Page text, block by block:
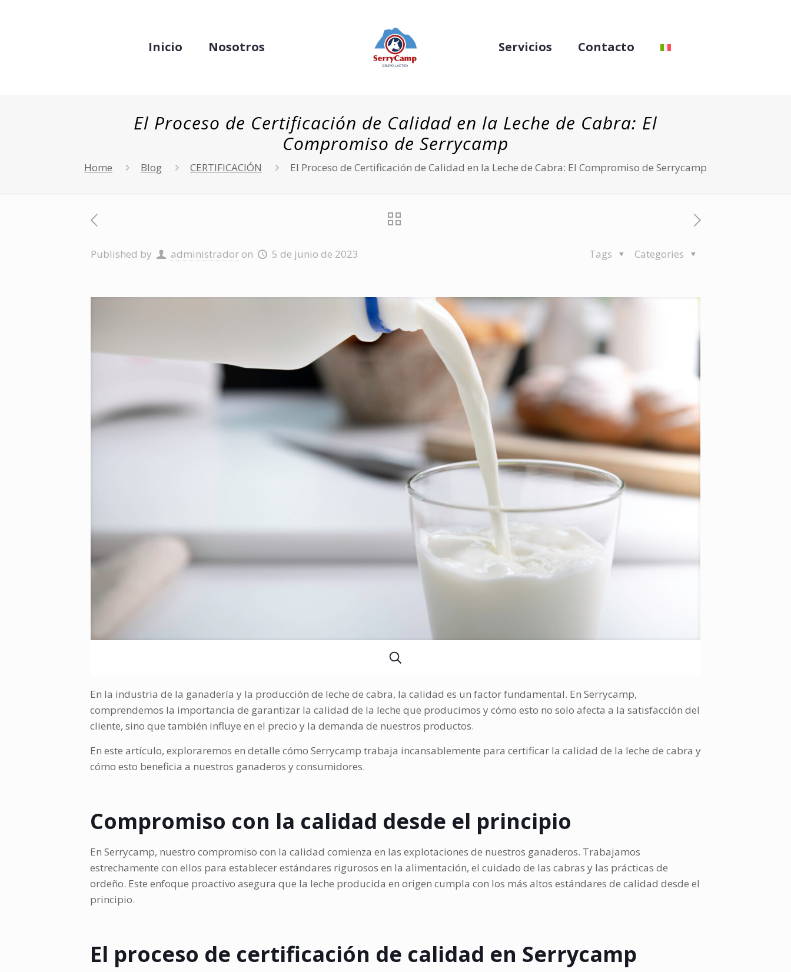
Inicio Nosotros Servicios Contacto
El Proceso de Certificación de Calidad en la Leche de Cabra: El
Compromiso de Serrycamp
Home Blog CERTIFICACIÓN El Proceso de Certificación de Calidad en la Leche de Cabra: El Compromiso de Serrycamp
Published by administrador on 5 de junio de 2023 Categories
Tags
calidad-leche-certificación-serrycamp
En la industria de la ganadería y la producción de leche de cabra, la calidad es un factor fundamental. En Serrycamp,
comprendemos la importancia de garantizar la calidad de la leche que producimos y cómo esto no solo afecta a la satisfacción del
cliente, sino que también influye en el precio y la demanda de nuestros productos.
En este artículo, exploraremos en detalle cómo Serrycamp trabaja incansablemente para certificar la calidad de la leche de cabra y
cómo esto beneficia a nuestros ganaderos y consumidores.
Compromiso con la calidad desde el principio
En Serrycamp, nuestro compromiso con la calidad comienza en las explotaciones de nuestros ganaderos. Trabajamos
estrechamente con ellos para establecer estándares rigurosos en la alimentación, el cuidado de las cabras y las prácticas de
ordeño. Este enfoque proactivo asegura que la leche producida en origen cumpla con los más altos estándares de calidad desde el
principio.
El proceso de certificación de calidad en Serrycamp